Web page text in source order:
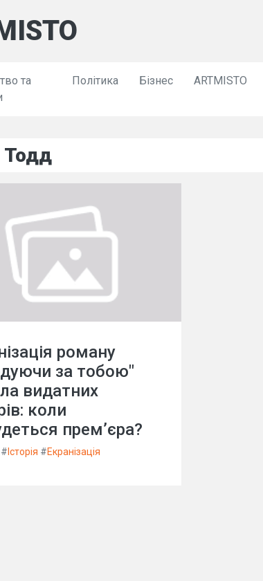
та
Політика Бізнес ARTMISTO
Тодд
роману
за тобою"
видатних
коли
премʼєра?
# Історія #Екранізація